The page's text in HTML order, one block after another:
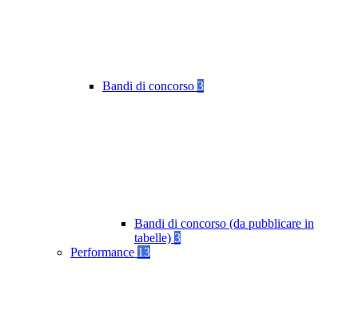
Bandi di concorso 3
Bandi di concorso (da pubblicare in
tabelle) 3
Performance 13